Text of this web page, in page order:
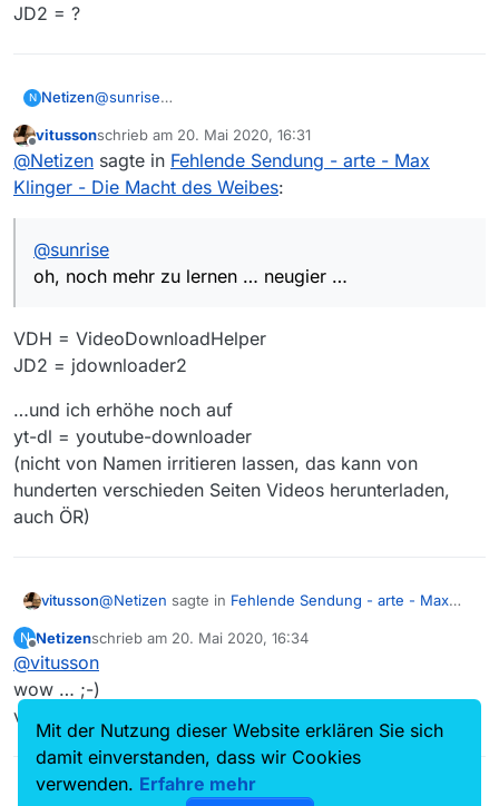
JD2 = ?
N Netizen@sunrise
VDH = ?
JD2 = ?
Offline
vitussonschrieb am 20. Mai 2020, 16:31
zuletzt editiert von
@Netizen sagte in Fehlende Sendung - arte - Max
Klinger - Die Macht des Weibes:
@sunrise
oh, noch mehr zu lernen … neugier …
VDH = VideoDownloadHelper
JD2 = jdownloader2
…und ich erhöhe noch auf
yt-dl = youtube-downloader
(nicht von Namen irritieren lassen, das kann von
hunderten verschieden Seiten Videos herunterladen,
auch ÖR)
vitusson@Netizen sagte in Fehlende Sendung - arte - Max
VDH = VideoDownloadHelper
JD2 = jdownloader2
…und ich erhöhe noch auf
yt-dl = youtube-downloader
(nicht von Namen irritieren lassen, das kann von
N
Offline
Netizenschrieb am 20. Mai 2020, 16:34
zuletzt editiert von
@vitusson
wow … ;-)
vielen Dank
Mit der Nutzung dieser Website erklären Sie sich
damit einverstanden, dass wir Cookies
verwenden. Erfahre mehr